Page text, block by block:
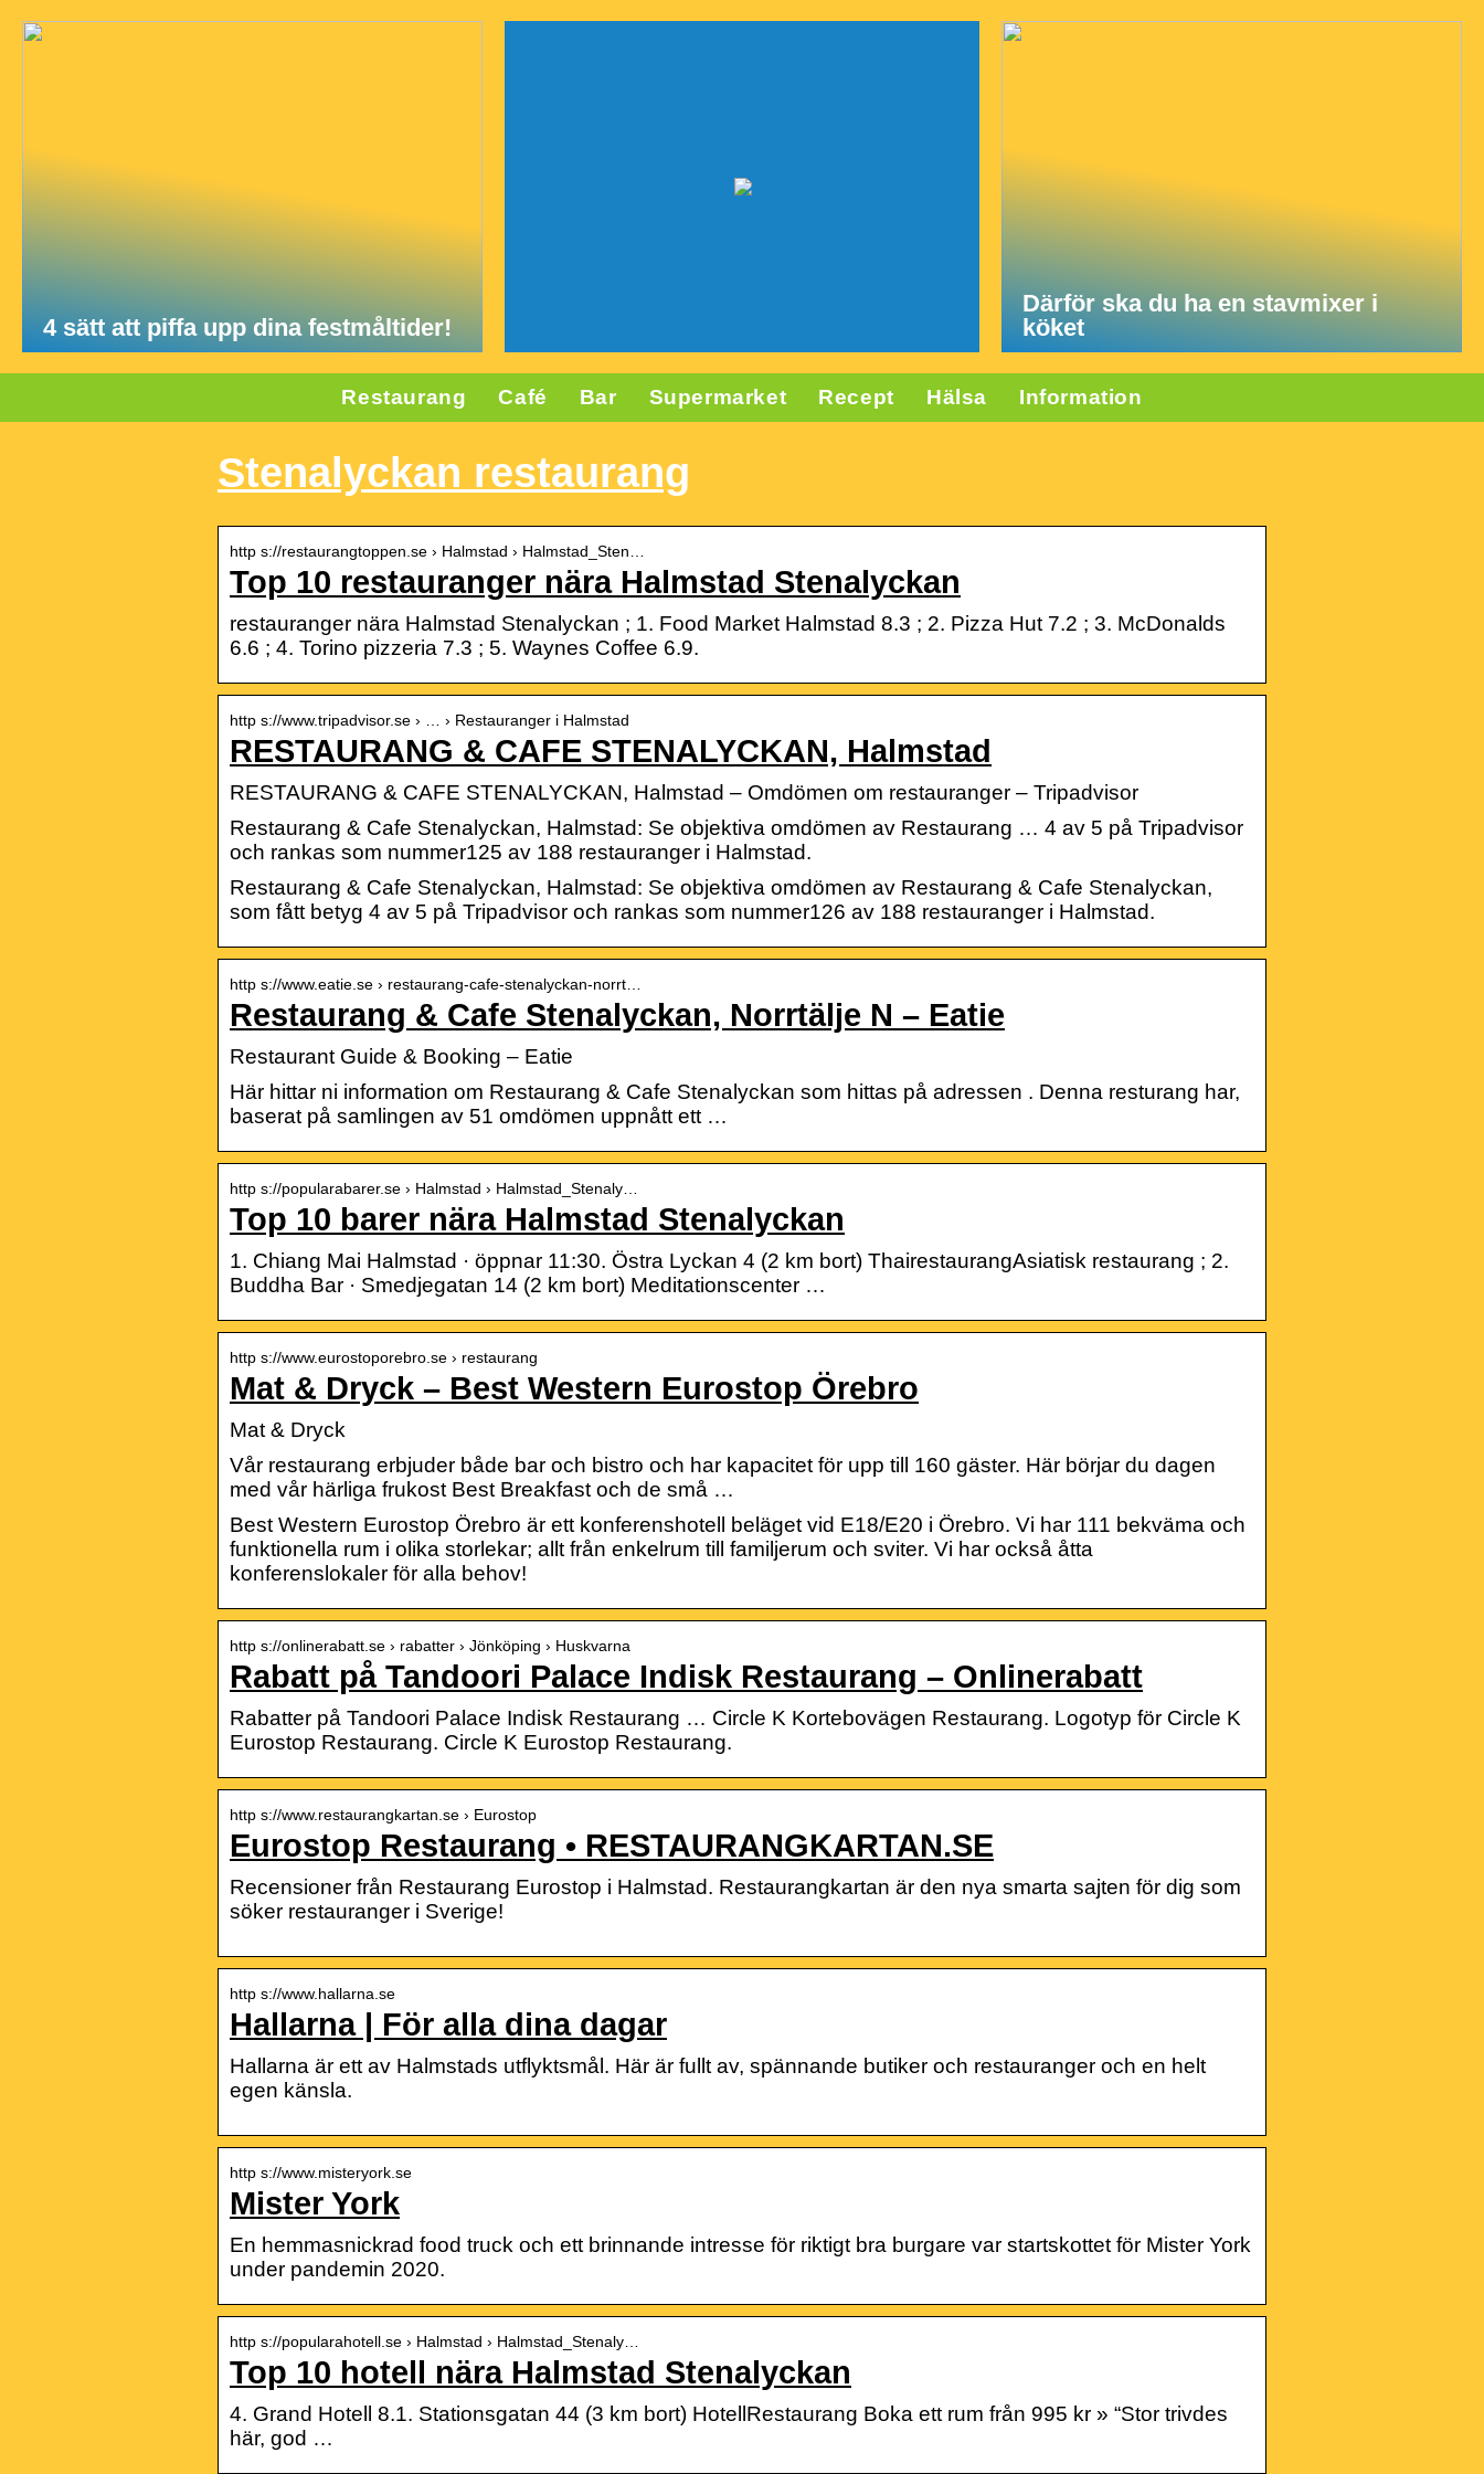
4 sätt att piffa upp dina festmåltider!
Därför ska du ha en stavmixer i
köket
Restaurang Café Bar Supermarket Recept Hälsa Information
Stenalyckan restaurang
http s://restaurangtoppen.se › Halmstad › Halmstad_Sten…
Top 10 restauranger nära Halmstad Stenalyckan
restauranger nära Halmstad Stenalyckan ; 1. Food Market Halmstad 8.3 ; 2. Pizza Hut 7.2 ; 3. McDonalds
6.6 ; 4. Torino pizzeria 7.3 ; 5. Waynes Coffee 6.9.
http s://www.tripadvisor.se › … › Restauranger i Halmstad
RESTAURANG & CAFE STENALYCKAN, Halmstad
RESTAURANG & CAFE STENALYCKAN, Halmstad – Omdömen om restauranger – Tripadvisor
Restaurang & Cafe Stenalyckan, Halmstad: Se objektiva omdömen av Restaurang … 4 av 5 på Tripadvisor
och rankas som nummer125 av 188 restauranger i Halmstad.
Restaurang & Cafe Stenalyckan, Halmstad: Se objektiva omdömen av Restaurang & Cafe Stenalyckan,
som fått betyg 4 av 5 på Tripadvisor och rankas som nummer126 av 188 restauranger i Halmstad.
http s://www.eatie.se › restaurang-cafe-stenalyckan-norrt…
Restaurang & Cafe Stenalyckan, Norrtälje N – Eatie
Restaurant Guide & Booking – Eatie
Här hittar ni information om Restaurang & Cafe Stenalyckan som hittas på adressen . Denna resturang har,
baserat på samlingen av 51 omdömen uppnått ett …
http s://popularabarer.se › Halmstad › Halmstad_Stenaly…
Top 10 barer nära Halmstad Stenalyckan
1. Chiang Mai Halmstad · öppnar 11:30. Östra Lyckan 4 (2 km bort) ThairestaurangAsiatisk restaurang ; 2.
Buddha Bar · Smedjegatan 14 (2 km bort) Meditationscenter …
http s://www.eurostoporebro.se › restaurang
Mat & Dryck – Best Western Eurostop Örebro
Mat & Dryck
Vår restaurang erbjuder både bar och bistro och har kapacitet för upp till 160 gäster. Här börjar du dagen
med vår härliga frukost Best Breakfast och de små …
Best Western Eurostop Örebro är ett konferenshotell beläget vid E18/E20 i Örebro. Vi har 111 bekväma och
funktionella rum i olika storlekar; allt från enkelrum till familjerum och sviter. Vi har också åtta
konferenslokaler för alla behov!
http s://onlinerabatt.se › rabatter › Jönköping › Huskvarna
Rabatt på Tandoori Palace Indisk Restaurang – Onlinerabatt
Rabatter på Tandoori Palace Indisk Restaurang … Circle K Kortebovägen Restaurang. Logotyp för Circle K
Eurostop Restaurang. Circle K Eurostop Restaurang.
http s://www.restaurangkartan.se › Eurostop
Eurostop Restaurang • RESTAURANGKARTAN.SE
Recensioner från Restaurang Eurostop i Halmstad. Restaurangkartan är den nya smarta sajten för dig som
söker restauranger i Sverige!
http s://www.hallarna.se
Hallarna | För alla dina dagar
Hallarna är ett av Halmstads utflyktsmål. Här är fullt av, spännande butiker och restauranger och en helt
egen känsla.
http s://www.misteryork.se
Mister York
En hemmasnickrad food truck och ett brinnande intresse för riktigt bra burgare var startskottet för Mister York
under pandemin 2020.
http s://popularahotell.se › Halmstad › Halmstad_Stenaly…
Top 10 hotell nära Halmstad Stenalyckan
4. Grand Hotell 8.1. Stationsgatan 44 (3 km bort) HotellRestaurang Boka ett rum från 995 kr » “Stor trivdes
här, god …